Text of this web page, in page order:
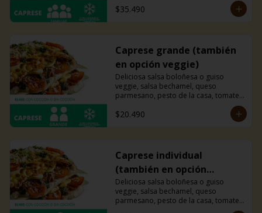
$35.490
Caprese grande (también
en opción veggie)
Deliciosa salsa boloñesa o guiso
veggie, salsa bechamel, queso
parmesano, pesto de la casa, tomates
$20.490
Caprese individual
(también en opción
veggie)
Deliciosa salsa boloñesa o guiso
veggie, salsa bechamel, queso
parmesano, pesto de la casa, tomates